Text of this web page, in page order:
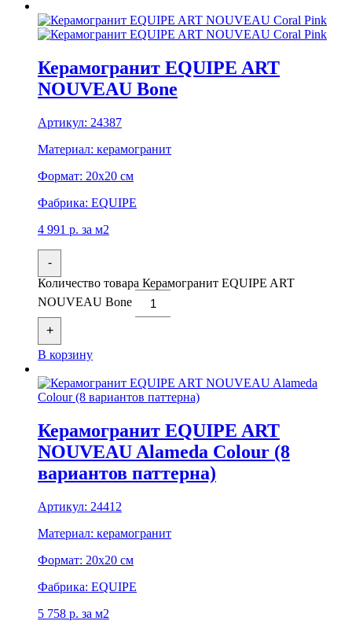
Керамогранит EQUIPE ART
NOUVEAU Bone
Артикул: 24387
Материал: керамогранит
Формат: 20x20 см
Фабрика: EQUIPE
4 991 р. за м2
-
Количество товара Керамогранит EQUIPE ART
NOUVEAU Bone
+
В корзину
Керамогранит EQUIPE ART
NOUVEAU Alameda Colour (8
вариантов паттерна)
Артикул: 24412
Материал: керамогранит
Формат: 20x20 см
Фабрика: EQUIPE
5 758 р. за м2